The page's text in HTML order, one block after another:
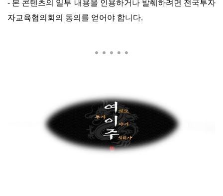
- 본 콘텐츠의 일부 내용을 인용하거나 발췌하려면 전국투자
자교육협의회의 동의를 얻어야 합니다.